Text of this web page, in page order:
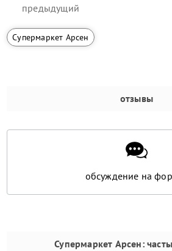
предыдущий
Супермаркет Арсен
отзывы
обсуждение на
Супермаркет Арсен: